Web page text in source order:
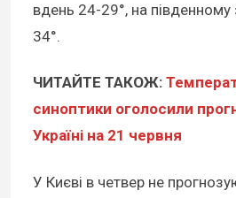
вдень 24-29°, на південному
34°.
ЧИТАЙТЕ ТАКОЖ:
синоптики оголосили
Україні на 21 червня
У Києві в четвер не